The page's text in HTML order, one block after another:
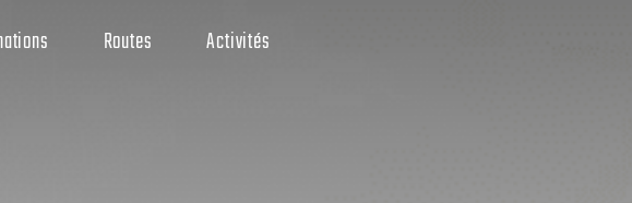
Routes Activités